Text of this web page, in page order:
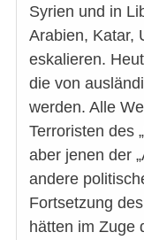
Syrien und in
Arabien, Katar,
eskalieren.
die von
werden. Alle
Terroristen des
aber jenen der
andere
Fortsetzung
hätten im Zuge